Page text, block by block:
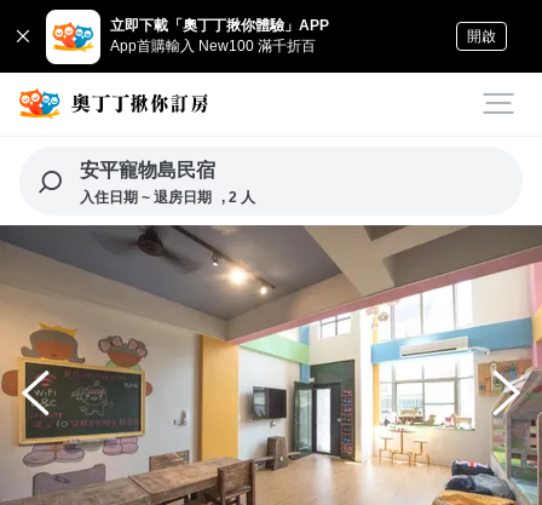
立即下載「奧丁丁揪你體驗」APP
App首購輸入 New100 滿千折百
開啟
安平寵物島民宿
入住日期 ~ 退房日期 , 2 人